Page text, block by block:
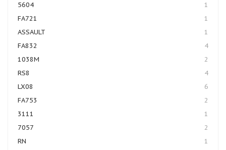
5604
1
FA721
1
ASSAULT
1
FA832
4
1038M
2
RS8
4
LX08
6
FA753
2
3111
1
7057
2
RN
1